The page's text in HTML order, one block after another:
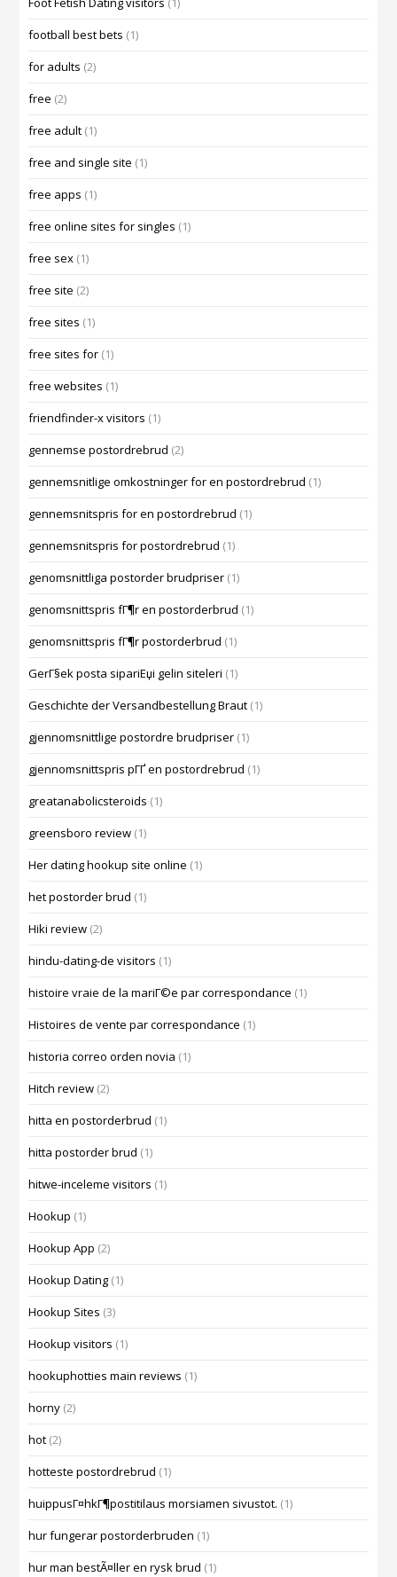
football best bets (1)
for adults (2)
free (2)
free adult (1)
free and single site (1)
free apps (1)
free online sites for singles (1)
free sex (1)
free site (2)
free sites (1)
free sites for (1)
free websites (1)
friendfinder-x visitors (1)
gennemse postordrebrud (2)
gennemsnitlige omkostninger for en postordrebrud (1)
gennemsnitspris for en postordrebrud (1)
gennemsnitspris for postordrebrud (1)
genomsnittliga postorder brudpriser (1)
genomsnittspris fГ¶r en postorderbrud (1)
genomsnittspris fГ¶r postorderbrud (1)
GerГ§ek posta sipariЕџi gelin siteleri (1)
Geschichte der Versandbestellung Braut (1)
gjennomsnittlige postordre brudpriser (1)
gjennomsnittspris pГҐ en postordrebrud (1)
greatanabolicsteroids (1)
greensboro review (1)
Her dating hookup site online (1)
het postorder brud (1)
Hiki review (2)
hindu-dating-de visitors (1)
histoire vraie de la mariГ©e par correspondance (1)
Histoires de vente par correspondance (1)
historia correo orden novia (1)
Hitch review (2)
hitta en postorderbrud (1)
hitta postorder brud (1)
hitwe-inceleme visitors (1)
Hookup (1)
Hookup App (2)
Hookup Dating (1)
Hookup Sites (3)
Hookup visitors (1)
hookuphotties main reviews (1)
horny (2)
hot (2)
hotteste postordrebrud (1)
huippusГ¤hkГ¶postitilaus morsiamen sivustot. (1)
hur fungerar postorderbruden (1)
hur man bestÃ¤ller en rysk brud (1)